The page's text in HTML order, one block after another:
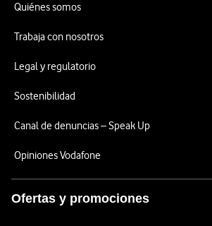
Quiénes somos
Trabaja con nosotros
Legal y regulatorio
Sostenibilidad
Canal de denuncias – Speak Up
Opiniones Vodafone
Ofertas y promociones